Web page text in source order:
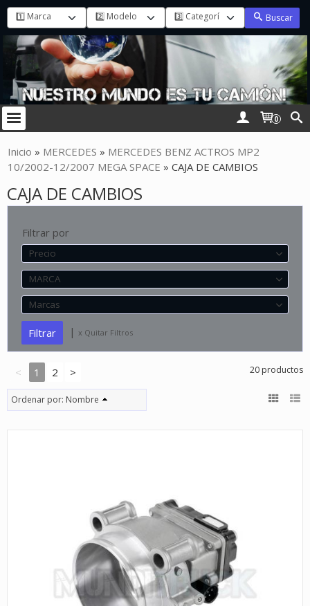
Buscar
0
Inicio » MERCEDES » MERCEDES BENZ ACTROS MP2
10/2002-12/2007 MEGA SPACE » CAJA DE CAMBIOS
CAJA DE CAMBIOS
Filtrar por
Precio
MARCA
Marcas
| x Quitar Filtros
< 1 2 > 20 productos
Ordenar por: Nombre